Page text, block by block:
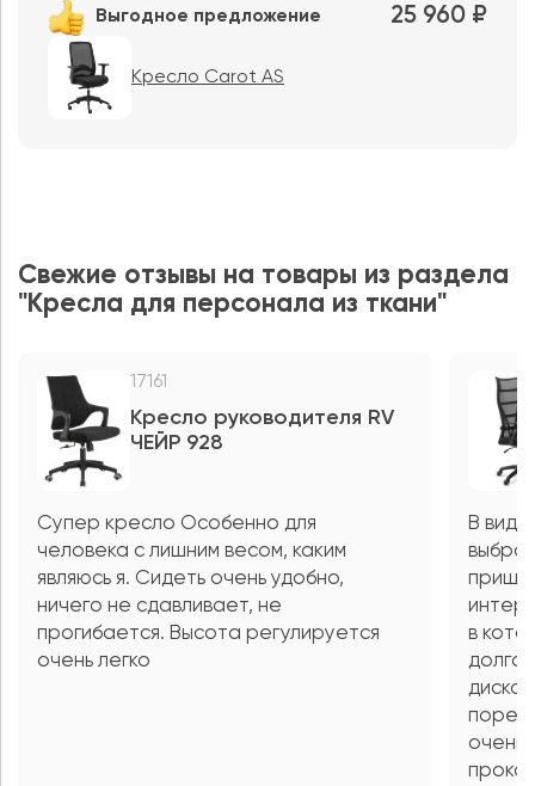
Выгодное предложение 25 960 ₽
Кресло Carot AS
Свежие отзывы на товары из раздела
"Кресла для персонала из ткани"
17161
Кресло руководителя RV
ЧЕЙР 928
Супер кресло Особенно для
человека с лишним весом, каким
являюсь я. Сидеть очень удобно,
ничего не сдавливает, не
прогибается. Высота регулируется
очень легко
В виду
в
очень